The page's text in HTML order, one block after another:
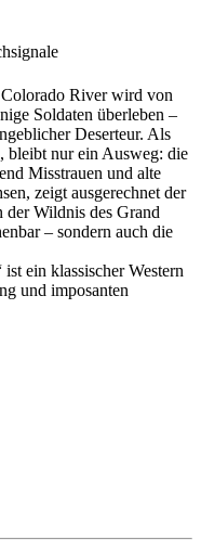
River wird von
Soldaten überleben –
Deserteur. Als
bleibt nur ein Ausweg: die
Misstrauen und alte
zeigt ausgerechnet der
Wildnis des Grand
– sondern auch die
ein klassischer Western
und imposanten